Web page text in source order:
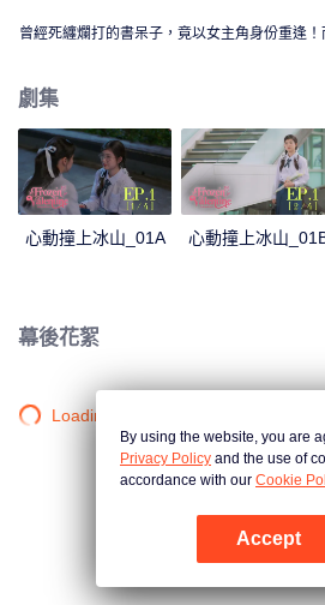
曾經死纏爛打的書呆子，竟以女主角身份重逢
劇集
心動撞上冰山_01A 心動撞上冰山
幕後花絮
Loading…
By using the website, you are
Privacy Policy and the use of
accordance with our Cookie
Accept